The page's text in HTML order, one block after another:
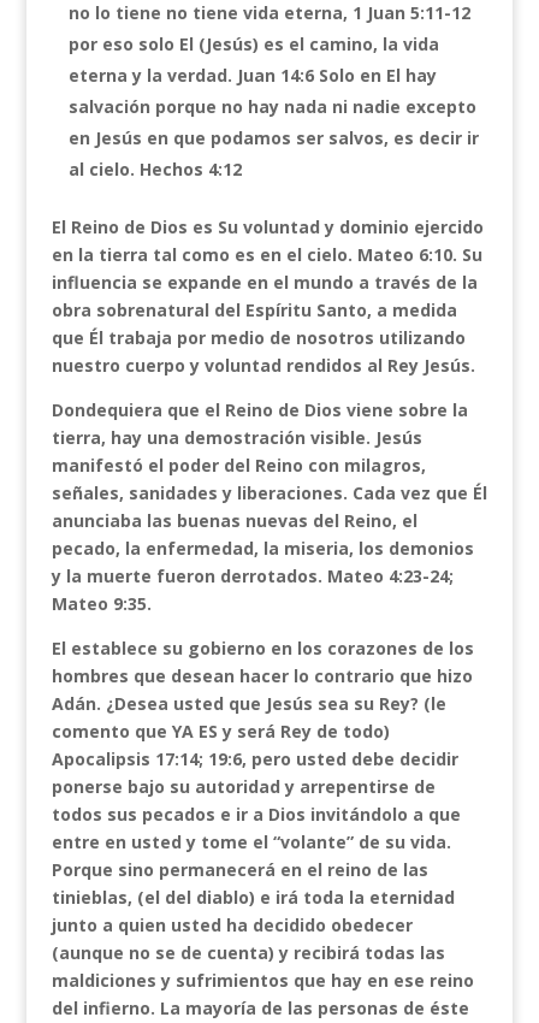
no lo tiene no tiene vida eterna, 1 Juan 5:11-12
por eso solo El (Jesús) es el camino, la vida
eterna y la verdad. Juan 14:6 Solo en El hay
salvación porque no hay nada ni nadie excepto
en Jesús en que podamos ser salvos, es decir ir
al cielo. Hechos 4:12
El Reino de Dios es Su voluntad y dominio ejercido
en la tierra tal como es en el cielo. Mateo 6:10. Su
influencia se expande en el mundo a través de la
obra sobrenatural del Espíritu Santo, a medida
que Él trabaja por medio de nosotros utilizando
nuestro cuerpo y voluntad rendidos al Rey Jesús.
Dondequiera que el Reino de Dios viene sobre la
tierra, hay una demostración visible. Jesús
manifestó el poder del Reino con milagros,
señales, sanidades y liberaciones. Cada vez que Él
anunciaba las buenas nuevas del Reino, el
pecado, la enfermedad, la miseria, los demonios
y la muerte fueron derrotados. Mateo 4:23-24;
Mateo 9:35.
El establece su gobierno en los corazones de los
hombres que desean hacer lo contrario que hizo
Adán. ¿Desea usted que Jesús sea su Rey? (le
comento que YA ES y será Rey de todo)
Apocalipsis 17:14; 19:6, pero usted debe decidir
ponerse bajo su autoridad y arrepentirse de
todos sus pecados e ir a Dios invitándolo a que
entre en usted y tome el “volante” de su vida.
Porque sino permanecerá en el reino de las
tinieblas, (el del diablo) e irá toda la eternidad
junto a quien usted ha decidido obedecer
(aunque no se de cuenta) y recibirá todas las
maldiciones y sufrimientos que hay en ese reino
del infierno. La mayoría de las personas de éste